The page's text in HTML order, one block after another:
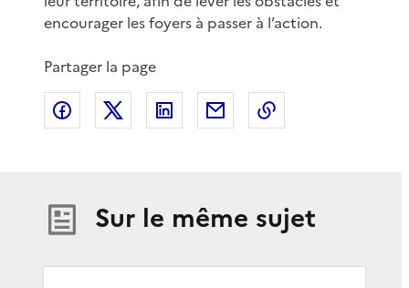
encourager les foyers à passer à l’action.
Partager la page
Partager sur Facebook
Partager sur XPartager sur LinkedIn
Partager par email
Sur le même sujet